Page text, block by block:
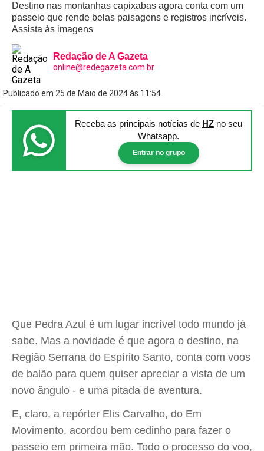
Destino nas montanhas capixabas agora conta com um
passeio que rende belas paisagens e registros incríveis.
Assista às imagens
Redação de A Gazeta
online@redegazeta.com.br
Publicado em 25 de Maio de 2024 às 11:54
Receba as principais notícias de HZ no seu
Whatsapp.
Entrar no grupo
Que Pedra Azul é um lugar incrível todo mundo já
sabe. Mas a novidade é que agora o destino, na
Região Serrana do Espírito Santo, conta com voos
de balão para quem quiser apreciar a vista de um
novo ângulo - e uma pitada de aventura.
E, claro, a repórter Elis Carvalho, do Em
Movimento, acordou bem cedinho para fazer o
passeio em primeira mão. Todo o processo do voo,